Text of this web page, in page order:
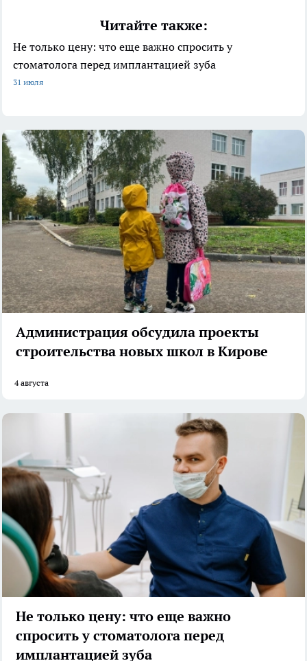
Читайте также:
Не только цену: что еще важно спросить у
стоматолога перед имплантацией зуба
31 июля
Администрация обсудила проекты
строительства новых школ в Кирове
4 августа
Не только цену: что еще важно
спросить у стоматолога перед
имплантацией зуба